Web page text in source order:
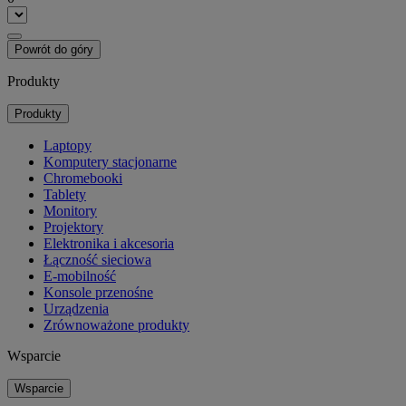
Powrót do góry
Produkty
Produkty
Laptopy
Komputery stacjonarne
Chromebooki
Tablety
Monitory
Projektory
Elektronika i akcesoria
Łączność sieciowa
E-mobilność
Konsole przenośne
Urządzenia
Zrównoważone produkty
Wsparcie
Wsparcie